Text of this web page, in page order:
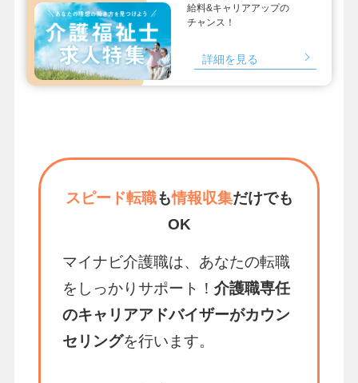
給料&キャリアアップの
チャンス！
詳細を見る
スピード転職も情報収集だけでも
OK
マイナビ介護職は、あなたの転職
をしっかりサポート！ 介護職専任
のキャリアアドバイザーがカウン
セリングを行います。